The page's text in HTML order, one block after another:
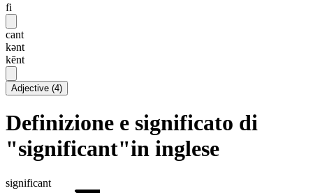
fi
cant
kənt
kēnt
Adjective (4)
Definizione e significato di
"significant"in inglese
significant